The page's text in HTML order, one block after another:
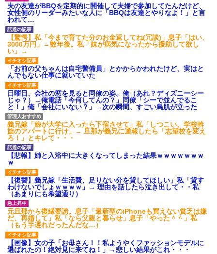
夫の友達がBBQを定期的に開催して夫婦で参加してたんだけど、
女性側のリーダーみたいな人に「BBQは友達とやりなよ！」と言
われて…
【驚愕】私「今まで育てた分のお金返してね(冗談)」息子「はい、
3000万円」→数年後。私「妹が病気になったから援助して欲し
い」→
「お前の父ちゃんは自宅警備員」とかからかわれたけど、実はと
んでもない仕事に就いていた
日曜日、会社の窓を見ると同僚の姿。俺（あれ？ディズニーシー
じゃ？）→俺電話「今何してんの？」同僚「シーで並んでるこ
と！」俺「会社にいない？」→次の瞬間、すごい鳥肌が立った
義兄嫁「娘が大学に入ったら下宿させて」私「しつこい、学校斡
旋のアパートに行け」→ 旦那が義兄に通報したら「志望校を変え
ろ！」とキレて・・・
【悲報】姉と入浴中に大きくなってしまった結果ｗｗｗｗｗｗｗ
ｗ
【復讐】義兄嫁「生活費、足りない分を貸してほしい」私「貸す
わけないでしょｗｗｗｗ」→ 理由を話したら泣き出して・・私
（あまりにも希望通り）
元旦那から復縁要請。息子「最新型のiPhoneも買えない貧乏は嫌
だ、再婚して」私「なら父親と暮らせ」息子「やった＾＾」私
（もう手遅れだったんだな…）
【画像】女の子「お母さん！！私ようやくファッションモデルに
選ばれたの！絶対見に来てね！」→悲しい結果がこれ・・・